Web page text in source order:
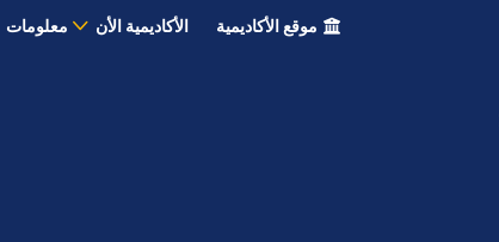
موقع الأكاديمية الأكاديمية الأن معلومات